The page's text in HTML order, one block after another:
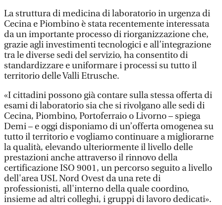
La struttura di medicina di laboratorio in urgenza di
Cecina e Piombino è stata recentemente interessata
da un importante processo di riorganizzazione che,
grazie agli investimenti tecnologici e all’integrazione
tra le diverse sedi del servizio, ha consentito di
standardizzare e uniformare i processi su tutto il
territorio delle Valli Etrusche.
«I cittadini possono già contare sulla stessa offerta di
esami di laboratorio sia che si rivolgano alle sedi di
Cecina, Piombino, Portoferraio o Livorno – spiega
Demi – e oggi disponiamo di un’offerta omogenea su
tutto il territorio e vogliamo continuare a migliorarne
la qualità, elevando ulteriormente il livello delle
prestazioni anche attraverso il rinnovo della
certificazione ISO 9001, un percorso seguito a livello
dell'area USL Nord Ovest da una rete di
professionisti, all'interno della quale coordino,
insieme ad altri colleghi, i gruppi di lavoro dedicati».